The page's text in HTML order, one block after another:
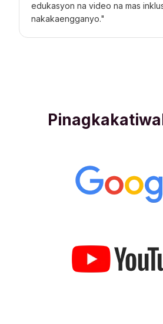
edukasyon na video na mas
nakakaengganyo."